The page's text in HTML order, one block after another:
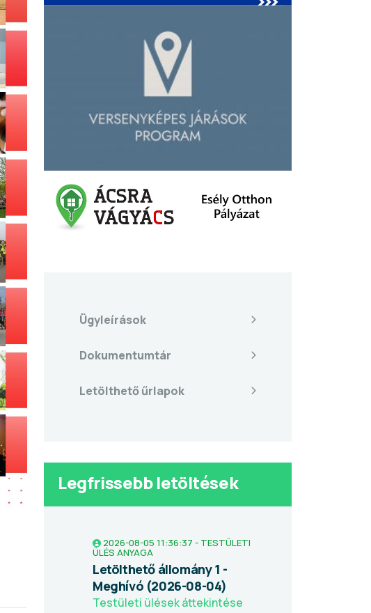
Ügyleírások
Dokumentumtár
Letölthető űrlapok
Legfrissebb letöltések
2026-08-05 11:36:37 - TESTÜLETI
ÜLÉS ANYAGA
Letölthető állomány 1 -
Meghívó (2026-08-04)
Testületi ülések áttekintése